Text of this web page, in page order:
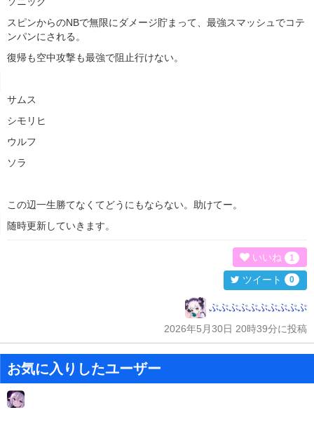
スピンからのNBで無限にダメージ貯まって、最強スマッシュでコテ
ンパンにされる。
復帰も空中攻撃も最強で阻止行けない。
サムス
シモリヒ
ウルフ
ソラ
この辺一生勝てなくてどうにもならない。助けてー。
随時更新していきます。
いいね 1
ツイート 0
ぷぷぷぷぷぷぷぷぷぷ
2026年5月30日 20時39分に投稿
お気に入りしたユーザー